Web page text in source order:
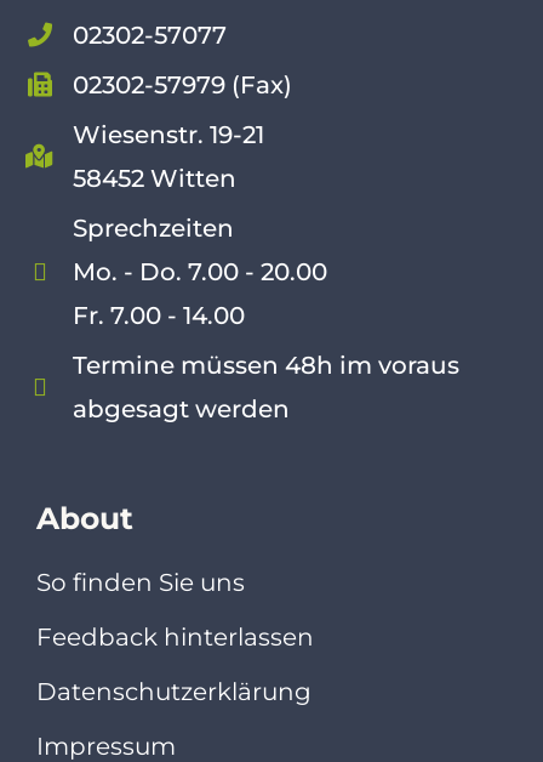
02302-57077
02302-57979 (Fax)
Wiesenstr. 19-21
58452 Witten
Sprechzeiten
Mo. - Do. 7.00 - 20.00
Fr. 7.00 - 14.00
Termine müssen 48h im voraus
abgesagt werden
About
So finden Sie uns
Feedback hinterlassen
Datenschutzerklärung
Impressum